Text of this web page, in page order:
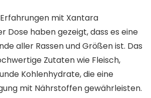
mit Xantara
Dose haben gezeigt, dass es eine
aller Rassen und Größen ist. Das
Zutaten wie Fleisch,
Kohlenhydrate, die eine
mit Nährstoffen gewährleisten.